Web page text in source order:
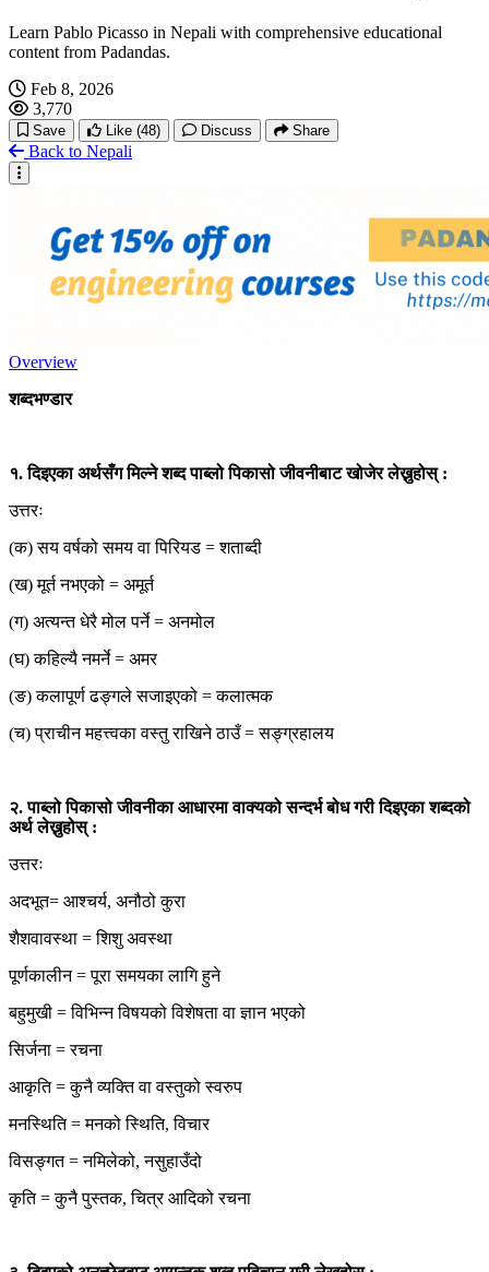
Learn Pablo Picasso in Nepali with comprehensive educational
content from Padandas.
Feb 8, 2026
3,770
Save Like (48) Discuss Share
Back to Nepali
Overview
शब्दभण्डार
१. दिइएका अर्थसँग मिल्ने शब्द पाब्लो पिकासो जीवनीबाट खोजेर लेख्नुहोस् :
उत्तरः
(क) सय वर्षको समय वा पिरियड = शताब्दी
(ख) मूर्त नभएको = अमूर्त
(ग) अत्यन्त धेरै मोल पर्ने = अनमोल
(घ) कहिल्यै नमर्ने = अमर
(ङ) कलापूर्ण ढङ्गले सजाइएको = कलात्मक
(च) प्राचीन महत्त्वका वस्तु राखिने ठाउँ = सङ्ग्रहालय
२. पाब्लो पिकासो जीवनीका आधारमा वाक्यको सन्दर्भ बोध गरी दिइएका शब्दको
अर्थ लेख्नुहोस् :
उत्तरः
अदभूत= आश्चर्य, अनौठो कुरा
शैशवावस्था = शिशु अवस्था
पूर्णकालीन = पूरा समयका लागि हुने
बहुमुखी = विभिन्न विषयको विशेषता वा ज्ञान भएको
सिर्जना = रचना
आकृति = कुनै व्यक्ति वा वस्तुको स्वरुप
मनस्थिति = मनको स्थिति, विचार
विसङ्गत = नमिलेको, नसुहाउँदो
कृति = कुनै पुस्तक, चित्र आदिको रचना